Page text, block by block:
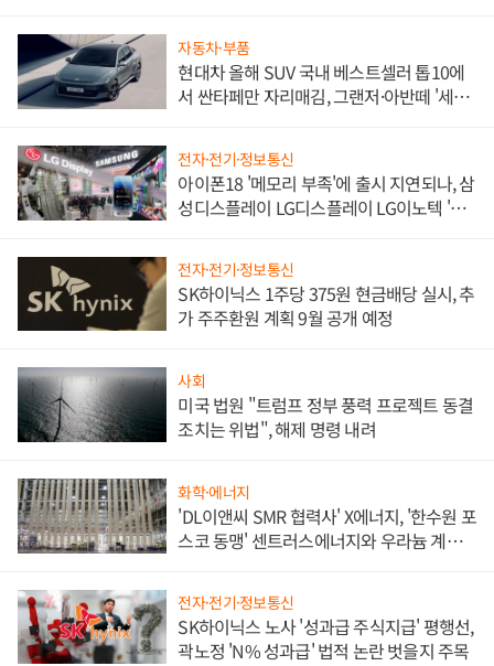
자동차·부품
현대차 올해 SUV 국내 베스트셀러 톱10에
서 싼타페만 자리매김, 그랜저·아반떼 '세단
전자·전기·정보통신
아이폰18 '메모리 부족'에 출시 지연되나, 삼
성디스플레이 LG디스플레이 LG이노텍 '탈
전자·전기·정보통신
SK하이닉스 1주당 375원 현금배당 실시, 추
가 주주환원 계획 9월 공개 예정
사회
미국 법원 "트럼프 정부 풍력 프로젝트 동결
조치는 위법", 해제 명령 내려
화학·에너지
'DL이앤씨 SMR 협력사' X에너지, '한수원 포
스코 동맹' 센트러스에너지와 우라늄 계약
전자·전기·정보통신
SK하이닉스 노사 '성과급 주식지급' 평행선,
곽노정 'N% 성과급' 법적 논란 벗을지 주목